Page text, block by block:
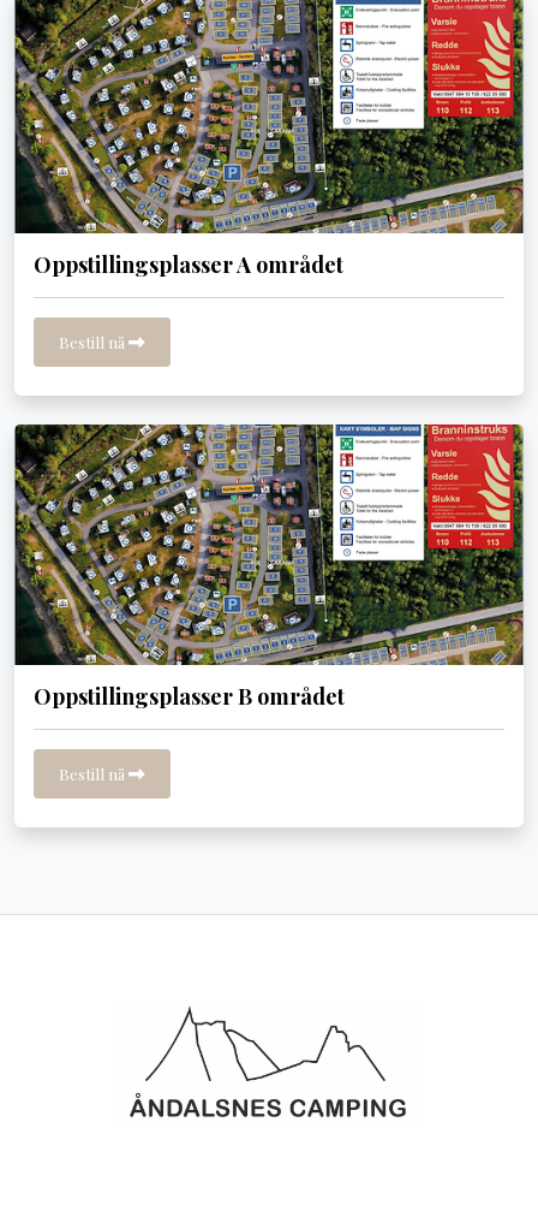
Oppstillingsplasser A området
Bestill nå
Oppstillingsplasser B området
Bestill nå